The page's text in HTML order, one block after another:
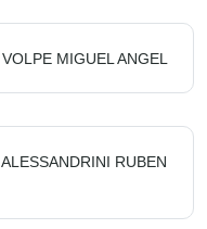
VOLPE MIGUEL ANGEL
ALESSANDRINI RUBEN